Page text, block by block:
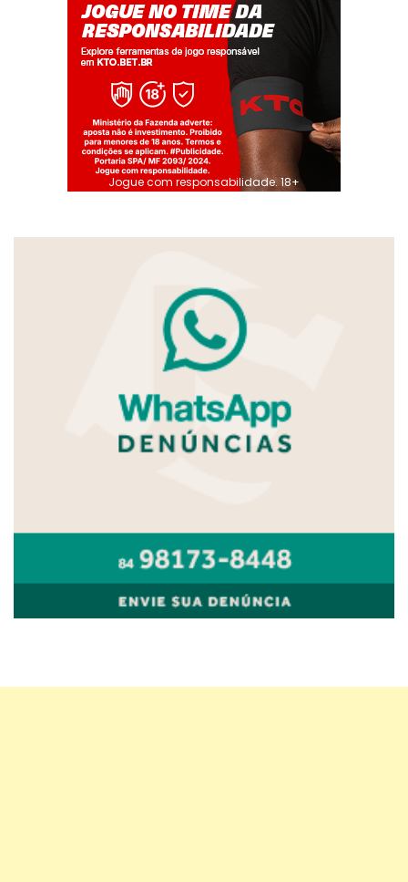
Jogue com responsabilidade. 18+